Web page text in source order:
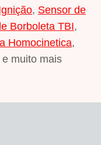
, Sensor de
Borboleta TBI,
Homocinetica,
e muito mais